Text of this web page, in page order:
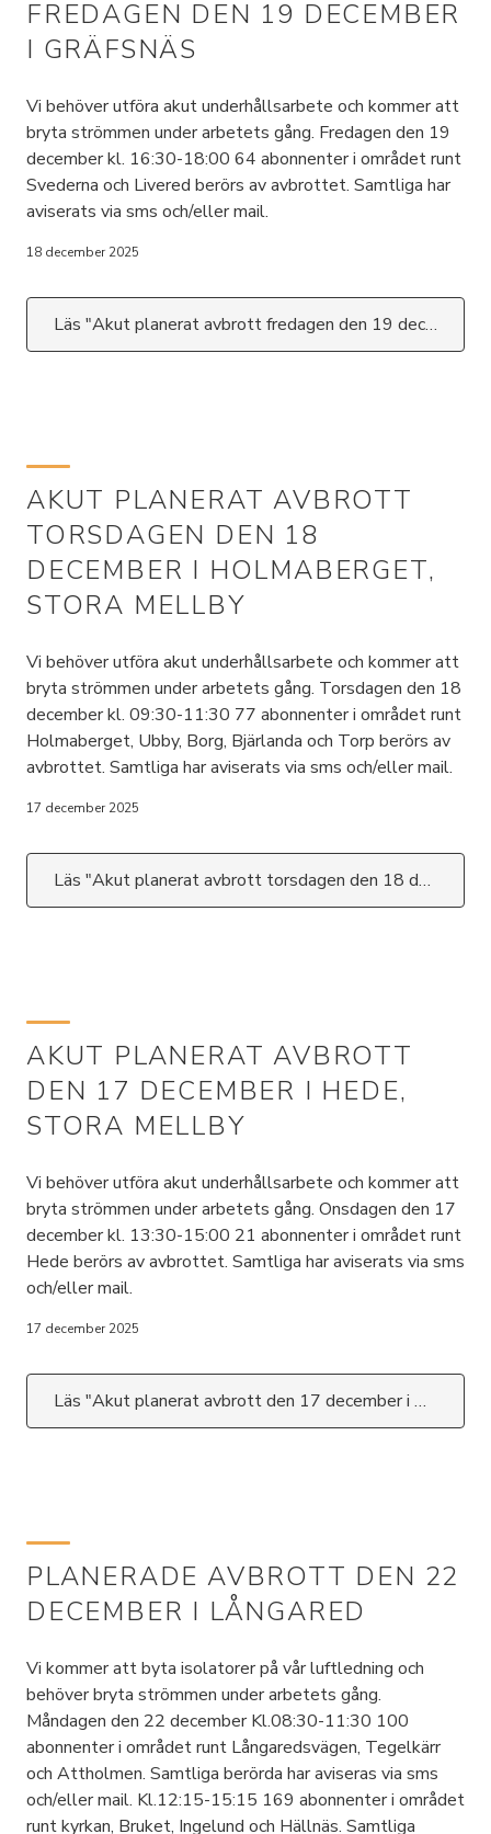
FREDAGEN DEN 19 DECEMBER
I GRÄFSNÄS
Vi behöver utföra akut underhållsarbete och kommer att
bryta strömmen under arbetets gång. Fredagen den 19
december kl. 16:30-18:00 64 abonnenter i området runt
Svederna och Livered berörs av avbrottet. Samtliga har
aviserats via sms och/eller mail.
18 december 2025
Läs "Akut planerat avbrott fredagen den 19 december i Gräfsnäs"
AKUT PLANERAT AVBROTT
TORSDAGEN DEN 18
DECEMBER I HOLMABERGET,
STORA MELLBY
Vi behöver utföra akut underhållsarbete och kommer att
bryta strömmen under arbetets gång. Torsdagen den 18
december kl. 09:30-11:30 77 abonnenter i området runt
Holmaberget, Ubby, Borg, Bjärlanda och Torp berörs av
avbrottet. Samtliga har aviserats via sms och/eller mail.
17 december 2025
Läs "Akut planerat avbrott torsdagen den 18 december i Holmaberget, Stora Mellby"
AKUT PLANERAT AVBROTT
DEN 17 DECEMBER I HEDE,
STORA MELLBY
Vi behöver utföra akut underhållsarbete och kommer att
bryta strömmen under arbetets gång. Onsdagen den 17
december kl. 13:30-15:00 21 abonnenter i området runt
Hede berörs av avbrottet. Samtliga har aviserats via sms
och/eller mail.
17 december 2025
Läs "Akut planerat avbrott den 17 december i Hede, Stora Mellby"
PLANERADE AVBROTT DEN 22
DECEMBER I LÅNGARED
Vi kommer att byta isolatorer på vår luftledning och
behöver bryta strömmen under arbetets gång.
Måndagen den 22 december Kl.08:30-11:30 100
abonnenter i området runt Långaredsvägen, Tegelkärr
och Attholmen. Samtliga berörda har aviseras via sms
och/eller mail. Kl.12:15-15:15 169 abonnenter i området
runt kyrkan, Bruket, Ingelund och Hällnäs. Samtliga